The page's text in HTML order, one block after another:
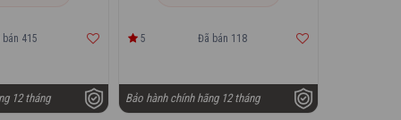
415
12 tháng
5 Đã bán 118
Bảo hành chính hãng 12 tháng